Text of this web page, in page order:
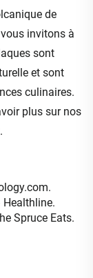
de
invitons à
sont
et sont
culinaires.
plus sur nos
Healthline.
Spruce Eats.